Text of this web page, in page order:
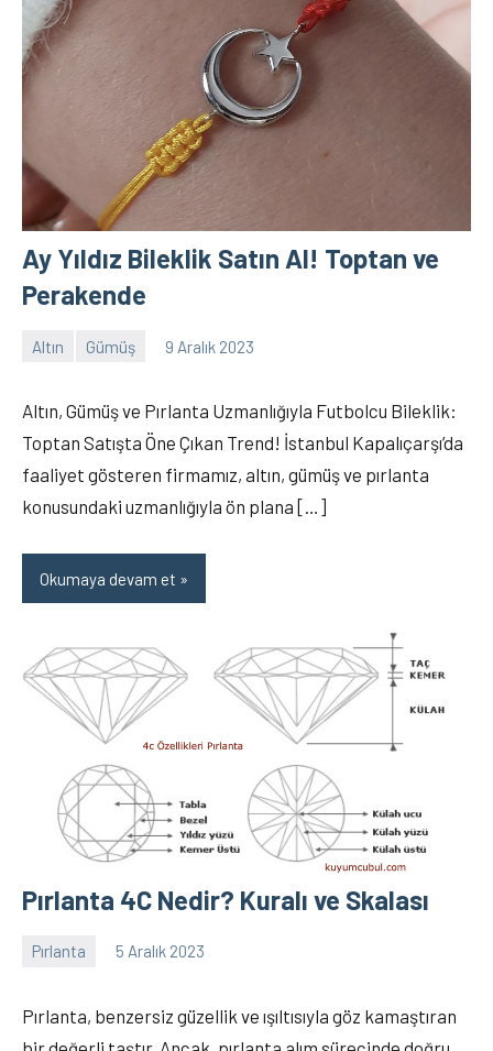
Ay Yıldız Bileklik Satın Al! Toptan ve
Perakende
Altın Gümüş 9 Aralık 2023
Altın, Gümüş ve Pırlanta Uzmanlığıyla Futbolcu Bileklik:
Toptan Satışta Öne Çıkan Trend! İstanbul Kapalıçarşı’da
faaliyet gösteren firmamız, altın, gümüş ve pırlanta
konusundaki uzmanlığıyla ön plana […]
Okumaya devam et
Pırlanta 4C Nedir? Kuralı ve Skalası
Pırlanta 5 Aralık 2023
Pırlanta, benzersiz güzellik ve ışıltısıyla göz kamaştıran